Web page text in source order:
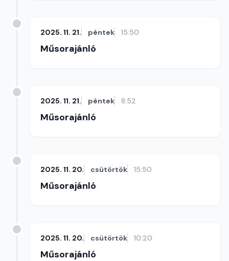
2025. 11. 21. péntek 15:50
Műsorajánló
2025. 11. 21. péntek 8:52
Műsorajánló
2025. 11. 20. csütörtök 15:50
Műsorajánló
2025. 11. 20. csütörtök 10:20
Műsorajánló